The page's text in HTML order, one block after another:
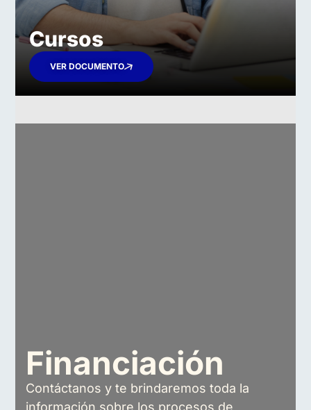
Cursos
VER DOCUMENTO
Financiación
Contáctanos y te brindaremos toda la
información sobre los procesos de